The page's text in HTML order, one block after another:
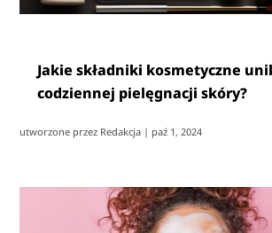
Jakie składniki kosmetyczne
codziennej pielęgnacji skóry?
utworzone przez Redakcja | paź 1, 2024